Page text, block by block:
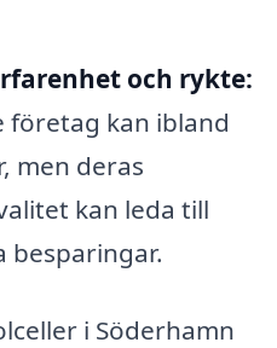
och rykte:
företag kan ibland
men deras
kan leda till
besparingar.
i Söderhamn